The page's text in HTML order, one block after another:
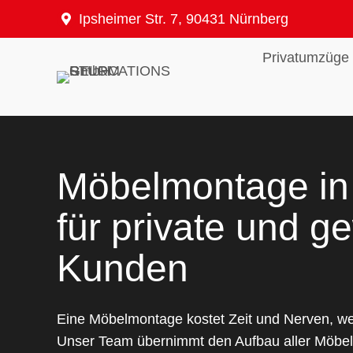
Ipsheimer Str. 7, 90431 Nürnberg
Privatumzüge
Möbelmontage
für private und
Kunden
Eine Möbelmontage kostet Zeit und Nerven,
Unser Team übernimmt den Aufbau aller